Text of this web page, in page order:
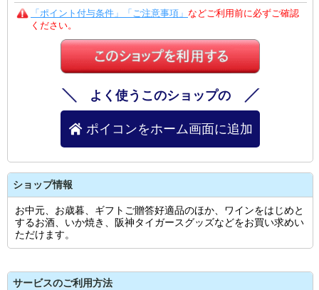
「ポイント付与条件」「ご注意事項」 などご利用前に必ずご確認
ください。
よく使うこのショップの
ポイコンをホーム画面に追加
ショップ情報
お中元、お歳暮、ギフトご贈答好適品のほか、ワインをはじめと
するお酒、いか焼き、阪神タイガースグッズなどをお買い求めい
ただけます。
サービスのご利用方法